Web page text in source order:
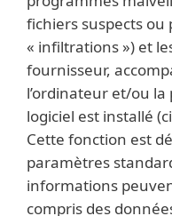
fichiers suspects ou
« infiltrations ») et
fournisseur,
l’ordinateur et/ou
logiciel est installé
Cette fonction est
paramètres
informations
compris des